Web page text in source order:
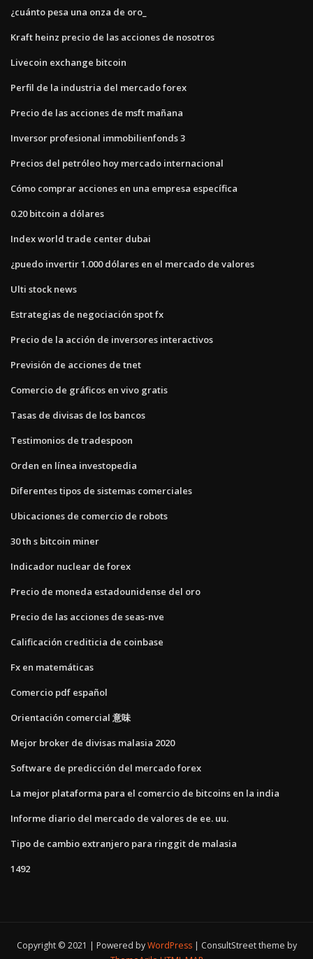
¿cuánto pesa una onza de oro_
Kraft heinz precio de las acciones de nosotros
Livecoin exchange bitcoin
Perfil de la industria del mercado forex
Precio de las acciones de msft mañana
Inversor profesional immobilienfonds 3
Precios del petróleo hoy mercado internacional
Cómo comprar acciones en una empresa específica
0.20 bitcoin a dólares
Index world trade center dubai
¿puedo invertir 1.000 dólares en el mercado de valores
Ulti stock news
Estrategias de negociación spot fx
Precio de la acción de inversores interactivos
Previsión de acciones de tnet
Comercio de gráficos en vivo gratis
Tasas de divisas de los bancos
Testimonios de tradespoon
Orden en línea investopedia
Diferentes tipos de sistemas comerciales
Ubicaciones de comercio de robots
30 th s bitcoin miner
Indicador nuclear de forex
Precio de moneda estadounidense del oro
Precio de las acciones de seas-nve
Calificación crediticia de coinbase
Fx en matemáticas
Comercio pdf español
Orientación comercial 意味
Mejor broker de divisas malasia 2020
Software de predicción del mercado forex
La mejor plataforma para el comercio de bitcoins en la india
Informe diario del mercado de valores de ee. uu.
Tipo de cambio extranjero para ringgit de malasia
1492
Copyright © 2021 | Powered byWordPress
ConsultStreet theme by